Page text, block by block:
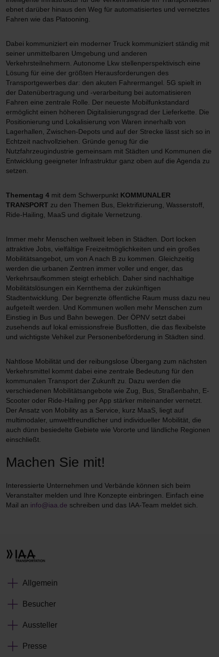
ebnet darüber hinaus den Weg für automatisiertes und vernetztes
Fahren wie das Platooning.
Dabei kommuniziert ein moderner Truck kommuniziert ständig mit
seiner unmittelbaren Umgebung und anderen
Verkehrsteilnehmern. Autonome Lkw stellenperspektivisch eine
Lösung für eine der größten Herausforderungen des
Transportgewerbes dar: den akuten Fahrermangel. 5G spielt in
der Datenübertragung und -verarbeitung bei automatisieren
Fahren eine zentrale Rolle. Der neueste Mobilfunkstandard
ermöglicht einen höheren Digitalisierungsgrad der Lieferkette. Die
Positionierung und Lokalisierung von Waren innerhalb von
Lagerhallen, Zwischen-Depots und auf der Strecke lässt sich so in
Echtzeit nachvollziehen. Gründe genug für die
Nutzfahrzeugindustrie gemeinsam mit Städten und Kommunen die
Entwicklung geeigneter Infrastruktur ganz oben auf die Agenda zu
setzen.
Thementag 4 mit dem Schwerpunkt KOMMUNALER
TRANSPORT zu den Themen Bus, Elektrifizierung, Wasserstoff,
Ride-Hailing, MaaS und digitale Vernetzung.
Immer mehr Menschen weltweit leben in Städten. Dort locken
attraktive Jobs, vielfältige Freizeitmöglichkeiten und ein großes
Mobilitätsangebot, um von A nach B zu kommen. Gleichzeitig
werden die urbanen Zentren immer voller und enger, das
Verkehrsaufkommen steigt erheblich. Daher sind nachhaltige
Mobilitätslösungen ein Kernthema der zukünftigen
Stadtentwicklung. Der begrenzte öffentliche Raum muss dazu neu
aufgeteilt werden. Und Kommunen wollen mehr Menschen zum
Einstieg in Bus und Bahn bewegen. Der ÖPNV setzt dabei
zusehends auf lokal emissionsfreie Busflotten, die das flexibelste
und wichtigste Vehikel zur Personenbeförderung in Städten sind.
Nahtlose Mobilität und der reibungslose Übergang zum nächsten
Verkehrsmittel kommt dabei eine zentrale Bedeutung für den
kommunalen Transport der Zukunft zu. Dazu werden die
verschiedenen Mobilitätsangebote wie Zug, Bus, Straßenbahn, E-
Scooter oder Ride-Hailing per App stärker miteinander vernetzt.
Der Ansatz von Mobility as a Service, kurz MaaS, liegt auf
multimodaler, umweltfreundlicher und individueller Mobilität, die
auch dünn besiedelte Gebiete wie Vororte und ländliche Regionen
einschließt.
Machen Sie mit!
Interessierte Unternehmen und Verbände können sich beim
Veranstalter melden und Ihre Konzepte einbringen. Einfach eine
Mail an info@iaa.de schreiben und das IAA-Team meldet sich.
Allgemein
Besucher
Aussteller
Presse